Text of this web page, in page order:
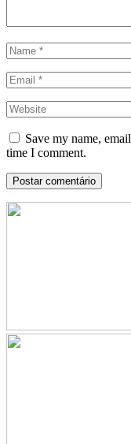
Save my name,
time I comment.